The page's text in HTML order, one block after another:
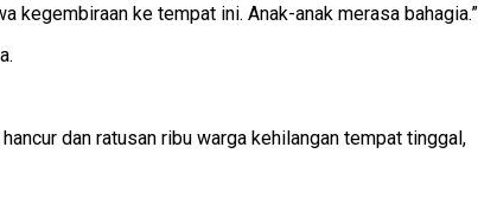
kegembiraan ke tempat ini. Anak-anak merasa bahagia.”
dan ratusan ribu warga kehilangan tempat tinggal,